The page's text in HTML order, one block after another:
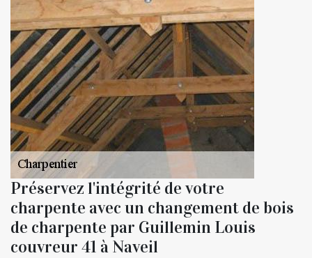
Préservez l'intégrité de votre
charpente avec un changement de bois
de charpente par Guillemin Louis
couvreur 41 à Naveil